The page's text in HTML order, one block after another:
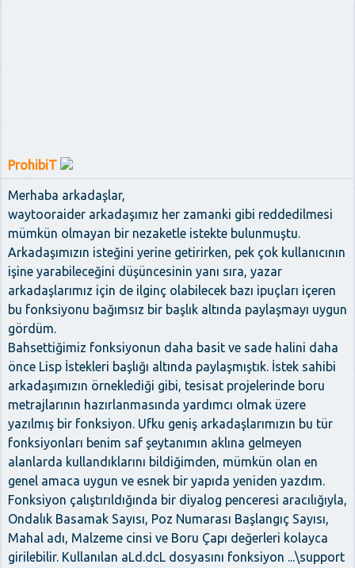
ProhibiT
Merhaba arkadaşlar,
waytooraider arkadaşımız her zamanki gibi reddedilmesi
mümkün olmayan bir nezaketle istekte bulunmuştu.
Arkadaşımızın isteğini yerine getirirken, pek çok kullanıcının
işine yarabileceğini düşüncesinin yanı sıra, yazar
arkadaşlarımız için de ilginç olabilecek bazı ipuçları içeren
bu fonksiyonu bağımsız bir başlık altında paylaşmayı uygun
gördüm.
Bahsettiğimiz fonksiyonun daha basit ve sade halini daha
önce Lisp İstekleri başlığı altında paylaşmıştık. İstek sahibi
arkadaşımızın örneklediği gibi, tesisat projelerinde boru
metrajlarının hazırlanmasında yardımcı olmak üzere
yazılmış bir fonksiyon. Ufku geniş arkadaşlarımızın bu tür
fonksiyonları benim saf şeytanımın aklına gelmeyen
alanlarda kullandıklarını bildiğimden, mümkün olan en
genel amaca uygun ve esnek bir yapıda yeniden yazdım.
Fonksiyon çalıştırıldığında bir diyalog penceresi aracılığıyla,
Ondalık Basamak Sayısı, Poz Numarası Başlangıç Sayısı,
Mahal adı, Malzeme cinsi ve Boru Çapı değerleri kolayca
girilebilir. Kullanılan aLd.dcL dosyasını fonksiyon ...\support